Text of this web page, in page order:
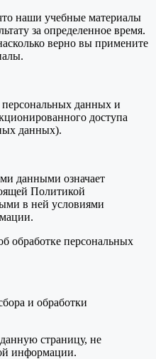
наши учебные материалы
за определенное время.
верно вы примените
данных и
доступа
данных).
данными означает
Политикой
в ней условиями
обработке персональных
и обработки
страницу, не
информации.